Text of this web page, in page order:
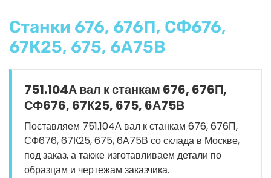
Станки 676, 676П, СФ676,
67К25, 675, 6А75В
751.104А вал к станкам 676, 676П,
СФ676, 67К25, 675, 6А75В
Поставляем 751.104А вал к станкам 676, 676П,
СФ676, 67К25, 675, 6А75В со склада в Москве,
под заказ, а также изготавливаем детали по
образцам и чертежам заказчика.